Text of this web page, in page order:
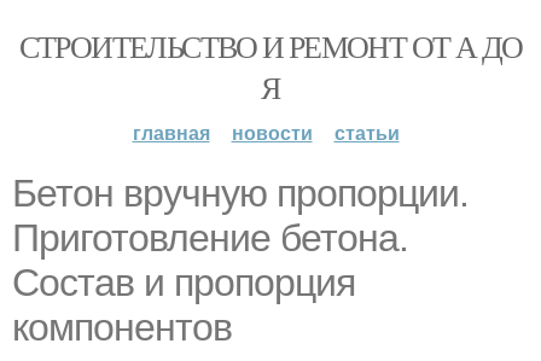
СТРОИТЕЛЬСТВО И РЕМОНТ ОТ А ДО
Я
главная новости статьи
Бетон вручную пропорции.
Приготовление бетона.
Состав и пропорция
компонентов